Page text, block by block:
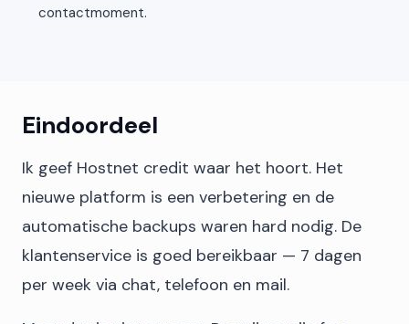
contactmoment.
Eindoordeel
Ik geef Hostnet credit waar het hoort. Het
nieuwe platform is een verbetering en de
automatische backups waren hard nodig. De
klantenservice is goed bereikbaar — 7 dagen
per week via chat, telefoon en mail.